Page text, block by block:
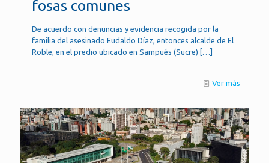
fosas comunes
De acuerdo con denuncias y evidencia recogida por la
familia del asesinado Eudaldo Díaz, entonces alcalde de El
Roble, en el predio ubicado en Sampués (Sucre) […]
Ver más